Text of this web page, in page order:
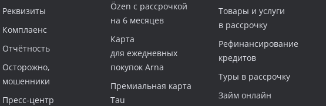
Реквизиты
Комплаенс
Отчётность
Осторожно,
мошенники
Пресс-центр
Özen с рассрочкой
на 6 месяцев
Карта
для ежедневных
покупок Arna
Премиальная карта
Tau
Товары и услуги
в рассрочку
Рефинансирование
кредитов
Туры в рассрочку
Займ онлайн